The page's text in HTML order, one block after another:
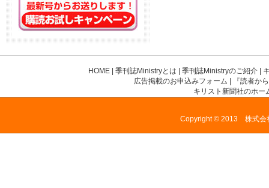
HOME| 季刊誌Ministryとは | 季刊誌Ministryのご紹介|
広告掲載のお申込みフォーム |
『読者か
キリスト新聞社のホー
Copyright © 2013 株式会